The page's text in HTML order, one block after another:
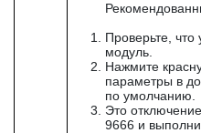
Проверьте,
модуль.
Нажмите
параметры в
по умолчанию.
Это
9666 и